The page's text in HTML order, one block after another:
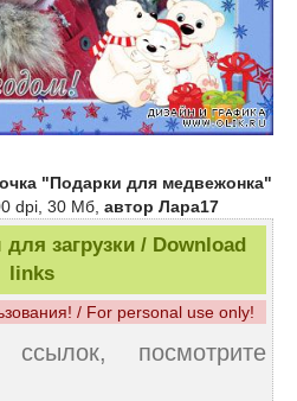
"Подарки для медвежонка"
dpi, 30 Мб, автор Лара17
загрузки / Download
links
/ For personal use only!
посмотрите